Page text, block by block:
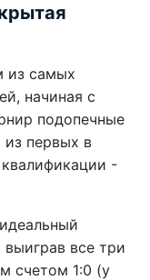
из самых
начиная с
подопечные
первых в
-
выиграв все три
счетом 1:0 (у